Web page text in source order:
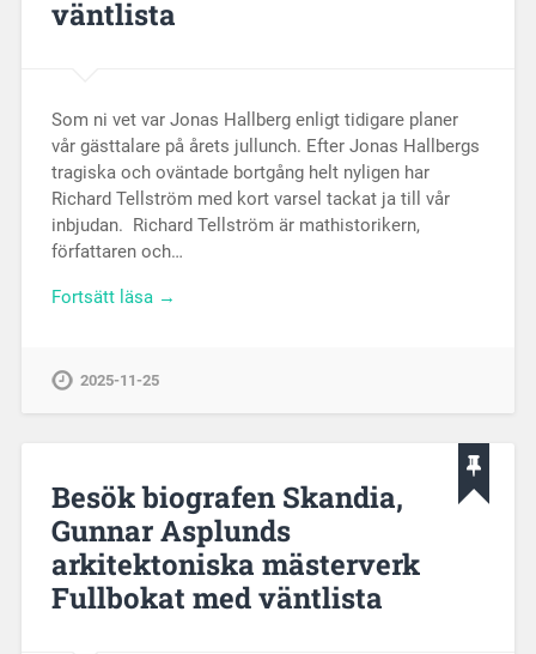
väntlista
Som ni vet var Jonas Hallberg enligt tidigare planer
vår gästtalare på årets jullunch. Efter Jonas Hallbergs
tragiska och oväntade bortgång helt nyligen har
Richard Tellström med kort varsel tackat ja till vår
inbjudan. Richard Tellström är mathistorikern,
författaren och…
Fortsätt läsa →
2025-11-25
Besök biografen Skandia,
Gunnar Asplunds
arkitektoniska mästerverk
Fullbokat med väntlista